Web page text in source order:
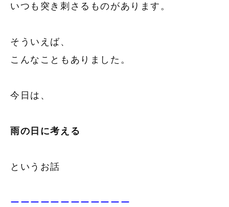
いつも突き刺さるものがあります。
そういえば、
こんなこともありました。
今日は、
雨の日に考える
というお話
ーーーーーーーーーーーー